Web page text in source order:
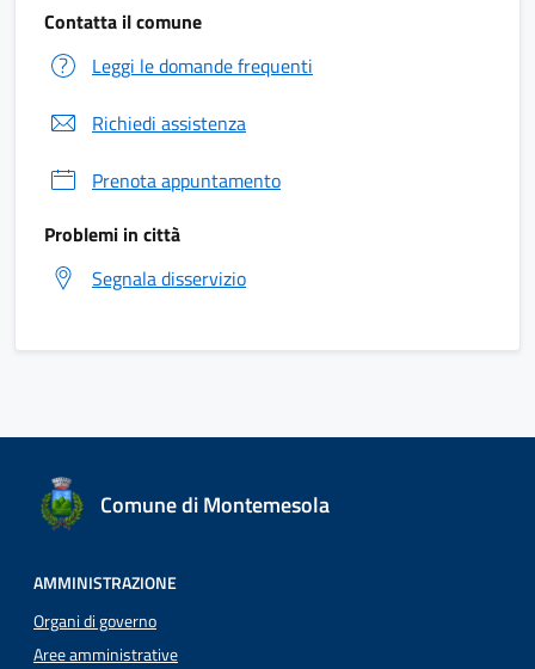
Contatta il comune
Leggi le domande frequenti
Richiedi assistenza
Prenota appuntamento
Problemi in città
Segnala disservizio
Comune di Montemesola
AMMINISTRAZIONE
Organi di governo
Aree amministrative